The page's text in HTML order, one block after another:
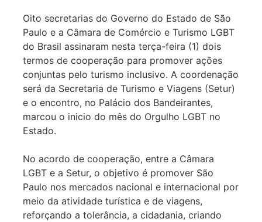
Oito secretarias do Governo do Estado de São
Paulo e a Câmara de Comércio e Turismo LGBT
do Brasil assinaram nesta terça-feira (1) dois
termos de cooperação para promover ações
conjuntas pelo turismo inclusivo. A coordenação
será da Secretaria de Turismo e Viagens (Setur)
e o encontro, no Palácio dos Bandeirantes,
marcou o inicio do mês do Orgulho LGBT no
Estado.
No acordo de cooperação, entre a Câmara
LGBT e a Setur, o objetivo é promover São
Paulo nos mercados nacional e internacional por
meio da atividade turística e de viagens,
reforçando a tolerância, a cidadania, criando